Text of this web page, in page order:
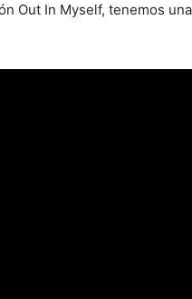
Out In Myself, tenemos